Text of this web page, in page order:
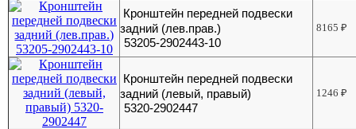
Кронштейн передней подвески
задний (лев.прав.)
53205-2902443-10
8165₽
Кронштейн передней подвески
задний (левый, правый)
5320-2902447
1246₽